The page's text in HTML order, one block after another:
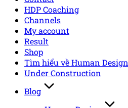
HDP Coaching
Channels
My account
Result
Shop
Tìm hiểu về Human Design
Under Construction
Blog